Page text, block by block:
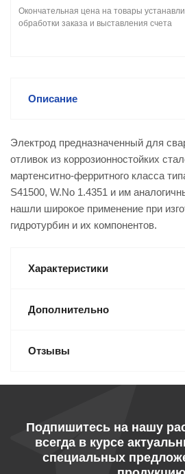
Окончательная цена на товары
обработки заказа и выставления счета
Описание
Электрод предназначенный для
отливок из коррозионностойких
мартенситно-ферритного класса
S41500, W.No 1.4351 и им
нашли широкое применение при
гидротурбин и их компонентов.
Характеристики
Дополнительно
Отзывы
Подпишитесь на нашу
всегда в курсе
специальных